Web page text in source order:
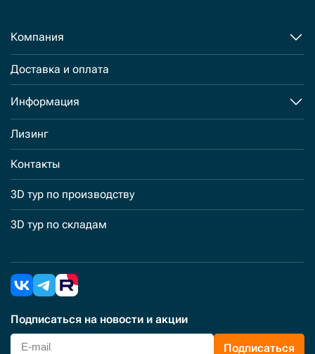
Компания
Доставка и оплата
Информация
Лизинг
Контакты
3D тур по производству
3D тур по складам
Подписаться на новости и акции
Подписаться